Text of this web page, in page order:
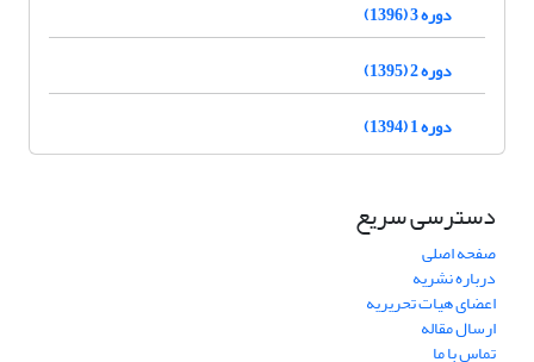
دوره 3 (1396)
دوره 2 (1395)
دوره 1 (1394)
دسترسی سریع
صفحه اصلی
درباره نشریه
اعضای هیات تحریریه
ارسال مقاله
تماس با ما